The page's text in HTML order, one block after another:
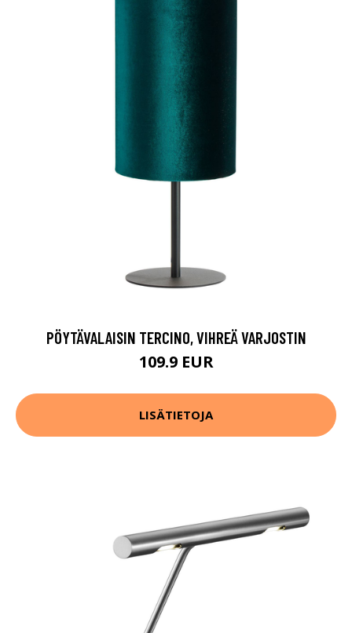
PÖYTÄVALAISIN TERCINO, VIHREÄ VARJOSTIN
109.9 EUR
LISÄTIETOJA